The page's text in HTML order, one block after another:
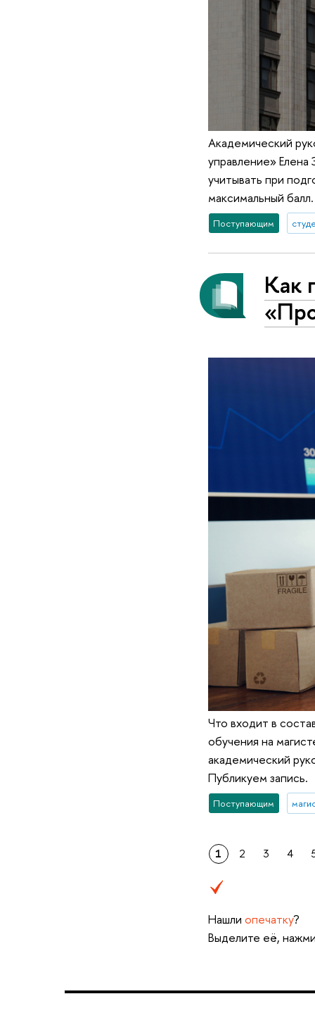
Академический
управление»
учитывать при
максимальный балл.
Поступающим
Как
Что входит в
обучения на
академический
Публикуем запись.
Поступающим
1 2 3 4
Нашли опечатку?
Выделите её,